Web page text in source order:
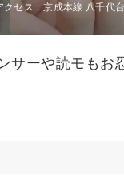
クセス：京成本線 八千代
サーや読モも